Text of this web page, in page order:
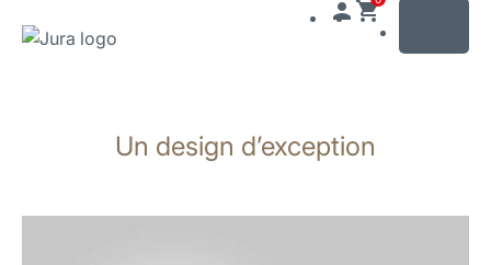
recherche
Un design d’exception